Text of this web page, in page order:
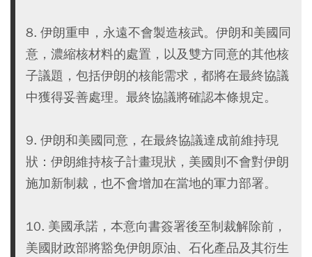
8. 伊朗重申，永遠不會製造核武。伊朗和美國同
意，濃縮核材料的處置，以及雙方同意的其他核
子議題，包括伊朗的核能需求，都將在最終協議
中獲得妥善處理。最終協議將確認本條規定。
9. 伊朗和美國同意，在最終協議達成前維持現
狀：伊朗維持核子計畫現狀，美國則不會對伊朗
施加新制裁，也不會增加在當地的軍力部署。
10. 美國承諾，本意向書簽署後至制裁解除前，
美國財政部將豁免伊朗原油、石化產品及其衍生